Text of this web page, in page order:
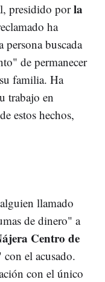
presidido porla
ha
buscada
de permanecer
familia. Ha
trabajo en
estos hechos,
llamado
de dinero" a
Centro de
el acusado.
con el único